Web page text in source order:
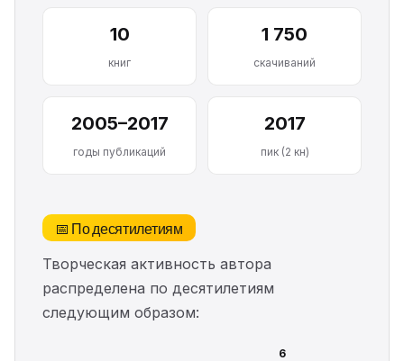
10
книг
1 750
скачиваний
2005–2017
годы публикаций
2017
пик (2 кн)
📅 По десятилетиям
Творческая активность автора
распределена по десятилетиям
следующим образом:
6